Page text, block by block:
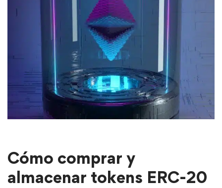
Cómo comprar y
almacenar tokens ERC-20